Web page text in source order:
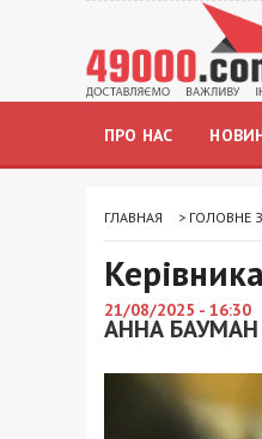
ПРО НАС
ГЛАВНАЯ > ГОЛОВНЕ
21/08/2025 - 16:30
АННА БАУМАН